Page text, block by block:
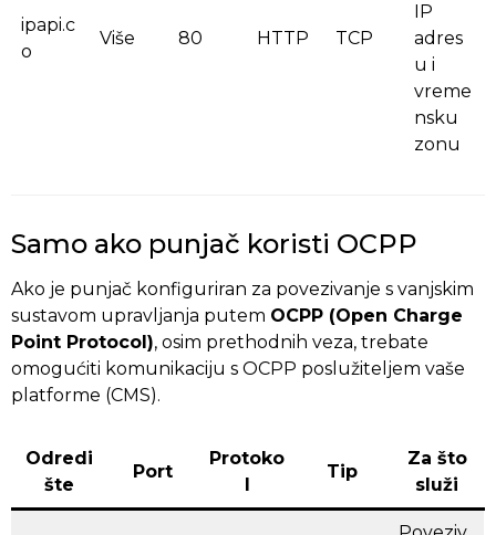
ipapi.c
o
Više 80 HTTP TCP
IP
adres
u i
vreme
nsku
zonu
Samo ako punjač koristi OCPP
Ako je punjač konfiguriran za povezivanje s vanjskim
sustavom upravljanja putem OCPP (Open Charge
Point Protocol), osim prethodnih veza, trebate
omogućiti komunikaciju s OCPP poslužiteljem vaše
platforme (CMS).
Odredi
šte
Port
Protoko
l
Tip
Za što
služi